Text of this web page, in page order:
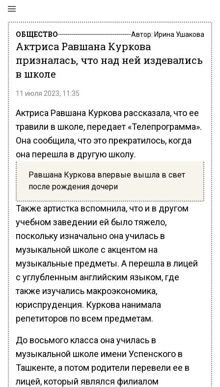
ОБЩЕСТВО Автор: Ирина Ушакова
Актриса Равшана Куркова
призналась, что над ней издевались
в школе
11 июля 2023, 11:35
Актриса Равшана Куркова рассказала, что ее
травили в школе, передает «Телепрограмма».
Она сообщила, что это прекратилось, когда
она перешла в другую школу.
Равшана Куркова впервые вышла в свет
после рождения дочери
Также артистка вспомнила, что и в другом
учебном заведении ей было тяжело,
поскольку изначально она училась в
музыкальной школе с акцентом на
музыкальные предметы. А перешла в лицей
с углубленным английским языком, где
также изучались макроэкономика,
юриспруденция. Куркова нанимала
репетиторов по всем предметам.
До восьмого класса она училась в
музыкальной школе имени Успенского в
Ташкенте, а потом родители перевели ее в
лицей, который являлся филиалом